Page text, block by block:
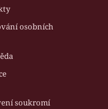
osobních
soukromí